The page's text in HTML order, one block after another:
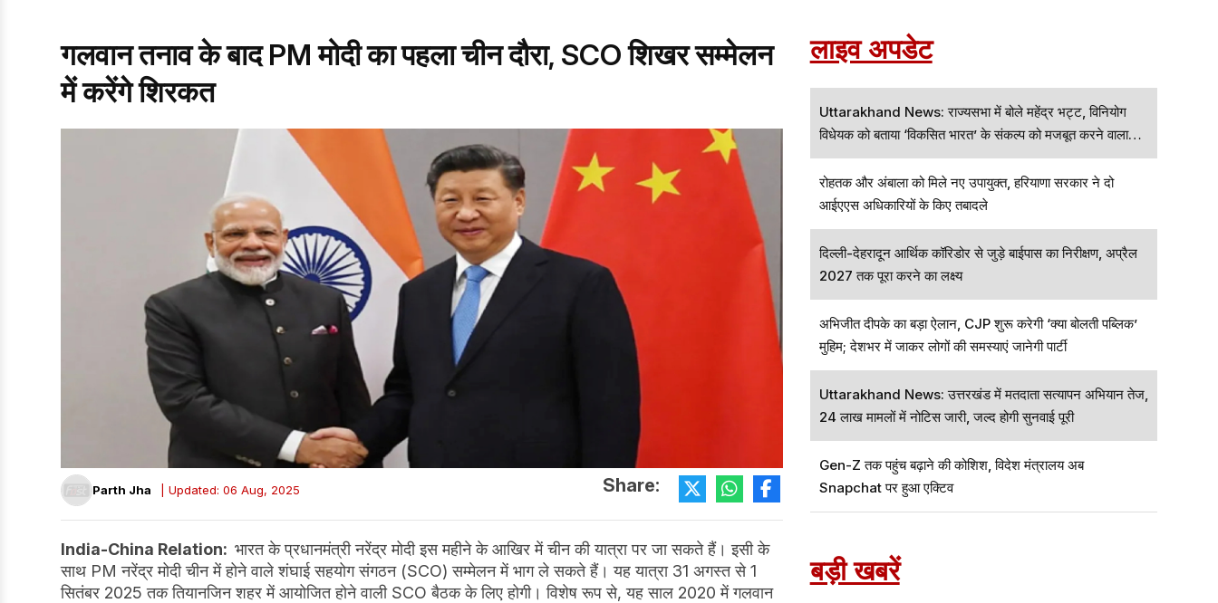
गलवान तनाव के बाद PM मोदी का पहला चीन दौरा, SCO शिखर सम्मेलन
में करेंगे शिरकत
Parth Jha | Updated: 06 Aug, 2025 Share:
India-China Relation: भारत के प्रधानमंत्री नरेंद्र मोदी इस महीने के आखिर में चीन की यात्रा पर जा सकते हैं। इसी के
साथ PM नरेंद्र मोदी चीन में होने वाले शंघाई सहयोग संगठन (SCO) सम्मेलन में भाग ले सकते हैं। यह यात्रा 31 अगस्त से 1
सितंबर 2025 तक तियानजिन शहर में आयोजित होने वाली SCO बैठक के लिए होगी। विशेष रूप से, यह साल 2020 में गलवान
लाइव अपडेट
Uttarakhand News: राज्यसभा में बोले महेंद्र भट्ट, विनियोग
विधेयक को बताया ‘विकसित भारत’ के संकल्प को मजबूत करने वाला
कदम
रोहतक और अंबाला को मिले नए उपायुक्त, हरियाणा सरकार ने दो
आईएएस अधिकारियों के किए तबादले
दिल्ली-देहरादून आर्थिक कॉरिडोर से जुड़े बाईपास का निरीक्षण, अप्रैल
2027 तक पूरा करने का लक्ष्य
अभिजीत दीपके का बड़ा ऐलान, CJP शुरू करेगी ‘क्या बोलती पब्लिक’
मुहिम; देशभर में जाकर लोगों की समस्याएं जानेगी पार्टी
Uttarakhand News: उत्तरखंड में मतदाता सत्यापन अभियान तेज,
24 लाख मामलों में नोटिस जारी, जल्द होगी सुनवाई पूरी
Gen-Z तक पहुंच बढ़ाने की कोशिश, विदेश मंत्रालय अब
Snapchat पर हुआ एक्टिव
बड़ी खबरें